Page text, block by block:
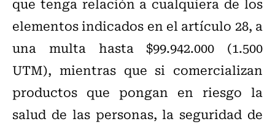
elementos indicados en el artículo 28, a
una multa hasta $99.942.000 (1.500
UTM), mientras que si comercializan
productos que pongan en riesgo la
salud de las personas, la seguridad de